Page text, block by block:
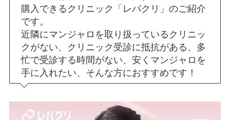
購入できるクリニック「レバクリ」のご紹介
です。
近隣にマンジャロを取り扱っているクリニッ
クがない、クリニック受診に抵抗がある、多
忙で受診する時間がない、安くマンジャロを
手に入れたい、そんな方におすすめです！